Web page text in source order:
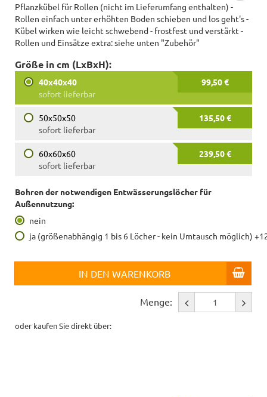
Pflanzkübel für Rollen (nicht im Lieferumfang enthalten) -
Rollen einfach unter erhöhten Boden schieben und los geht's -
Kübel wirken wie leicht schwebend - frostfest und verstärkt -
Rollen und Einsätze extra: siehe unten "Zubehör"
Größe in cm (LxBxH):
40x40x40
99,50 €
sofort lieferbar
50x50x50
135,50 €
sofort lieferbar
60x60x60
239,50 €
sofort lieferbar
Bohren der notwendigen Entwässerungslöcher für
Außennutzung:
nein
ja (größenabhängig 1 bis 6 Löcher - kein Umtausch möglich)
IN DEN WARENKORB
Menge:
oder kaufen Sie direkt über: